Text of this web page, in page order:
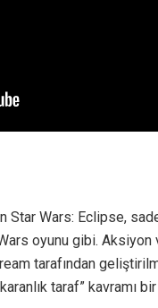
Star Wars: Eclipse,
oyunu gibi. Aksiyon
tarafından
taraf” kavramı